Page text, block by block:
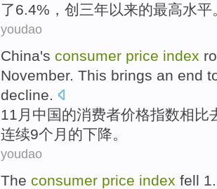
了6.4%，创 三年以来的最高水平
youdao
China's consumer price index
November. This brings an end
decline.
11月 中国的消费者价格指数相比
连续9个 月 的下降。
youdao
The consumer price index fell